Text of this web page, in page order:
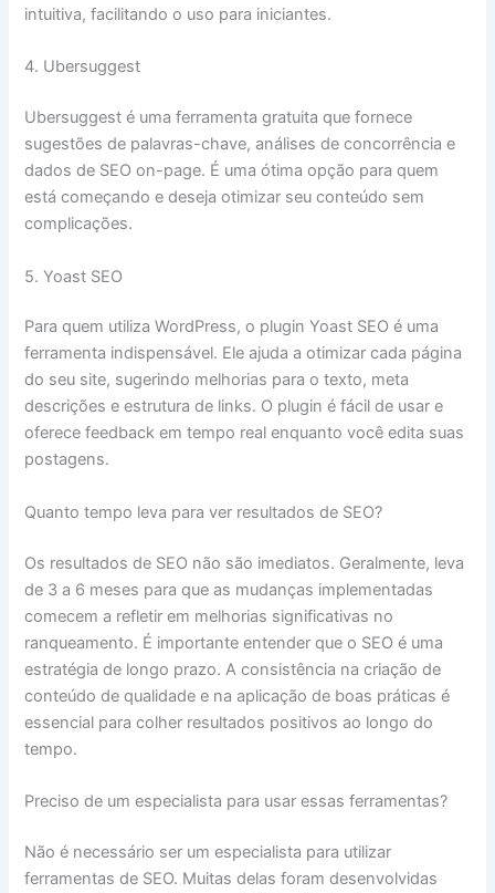
intuitiva, facilitando o uso para iniciantes.
4. Ubersuggest
Ubersuggest é uma ferramenta gratuita que fornece
sugestões de palavras-chave, análises de concorrência e
dados de SEO on-page. É uma ótima opção para quem
está começando e deseja otimizar seu conteúdo sem
complicações.
5. Yoast SEO
Para quem utiliza WordPress, o plugin Yoast SEO é uma
ferramenta indispensável. Ele ajuda a otimizar cada página
do seu site, sugerindo melhorias para o texto, meta
descrições e estrutura de links. O plugin é fácil de usar e
oferece feedback em tempo real enquanto você edita suas
postagens.
Quanto tempo leva para ver resultados de SEO?
Os resultados de SEO não são imediatos. Geralmente, leva
de 3 a 6 meses para que as mudanças implementadas
comecem a refletir em melhorias significativas no
ranqueamento. É importante entender que o SEO é uma
estratégia de longo prazo. A consistência na criação de
conteúdo de qualidade e na aplicação de boas práticas é
essencial para colher resultados positivos ao longo do
tempo.
Preciso de um especialista para usar essas ferramentas?
Não é necessário ser um especialista para utilizar
ferramentas de SEO. Muitas delas foram desenvolvidas